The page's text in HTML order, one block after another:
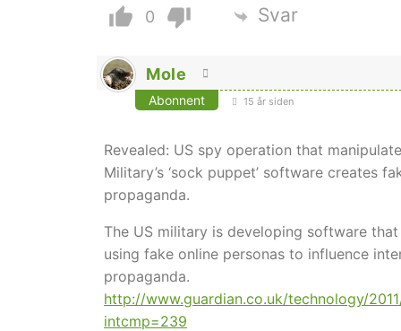
0 Svar
Mole
Abonnent 15 år siden
Revealed: US spy operation that
Military’s ‘sock puppet’ software creates
propaganda.
The US military is developing software
using fake online personas to influence
propaganda.
http://www.guardian.co.uk/technology/
intcmp=239